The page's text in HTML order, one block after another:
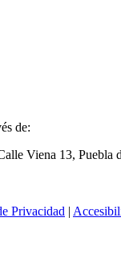
de:
Viena 13, Puebla
Privacidad |